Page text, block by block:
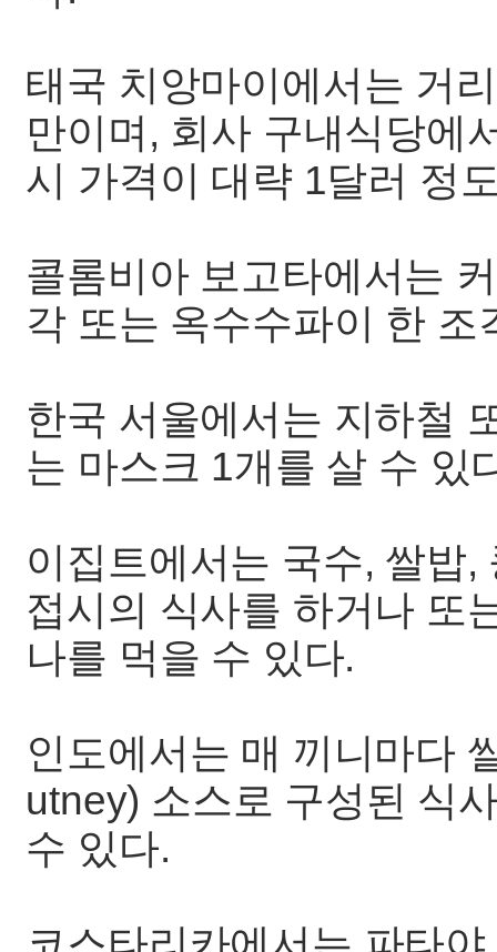
태국 치앙마이에서는 거
만이며, 회사 구내식당에
시 가격이 대략 1달러 정
콜롬비아 보고타에서는
각 또는 옥수수파이 한 조
한국 서울에서는 지하철
는 마스크 1개를 살 수 있
이집트에서는 국수, 쌀밥
접시의 식사를 하거나 또
나를 먹을 수 있다.
인도에서는 매 끼니마다
utney) 소스로 구성된 식
수 있다.